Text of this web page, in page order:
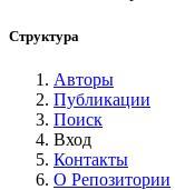
Структура
Авторы
Публикации
Поиск
Вход
Контакты
О Репозитории